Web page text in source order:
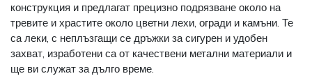
конструкция и предлагат прецизно подрязване около на
тревите и храстите около цветни лехи, огради и камъни. Те
са леки, с неплъзгащи се дръжки за сигурен и удобен
захват, изработени са от качествени метални материали и
ще ви служат за дълго време.